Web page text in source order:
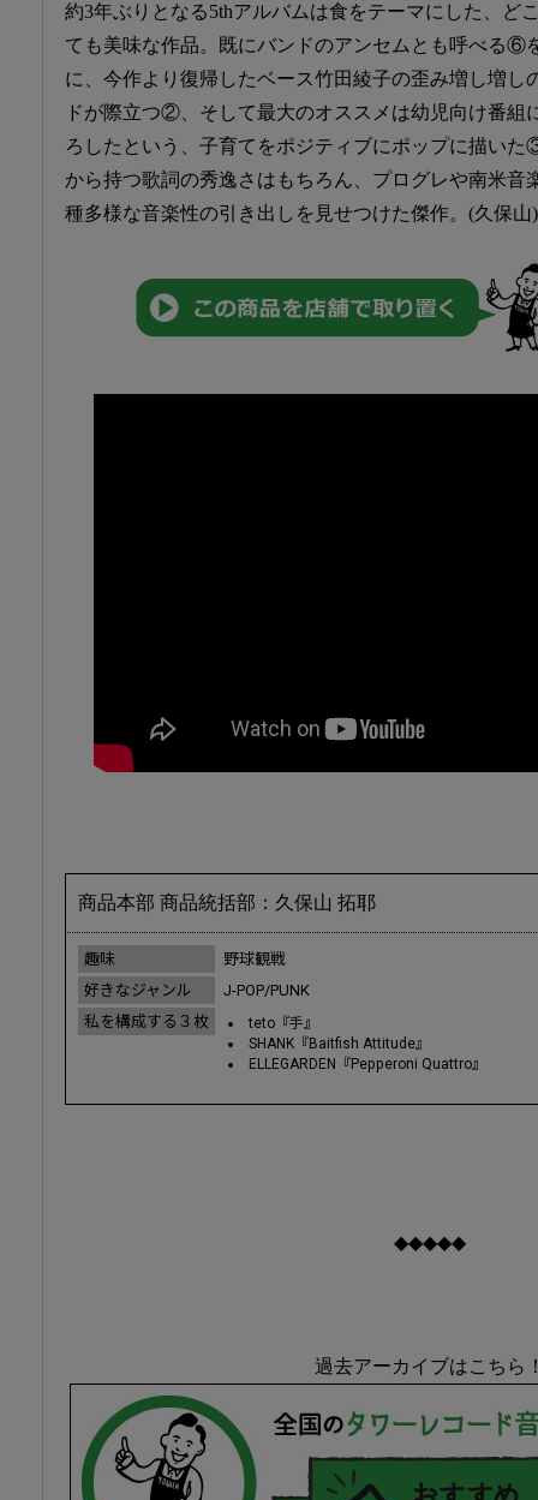
約3年ぶりとなる5thアルバムは食をテーマにした、ど
ても美味な作品。既にバンドのアンセムとも呼べる⑥
に、今作より復帰したベース竹田綾子の歪み増し増し
ドが際立つ②、そして最大のオススメは幼児向け番組
ろしたという、子育てをポジティブにポップに描い
から持つ歌詞の秀逸さはもちろん、プログレや南米音
種多様な音楽性の引き出しを見せつけた傑作。(久保山)
商品本部 商品統括部：久保山 拓耶
趣味
野球観戦
好きなジャンル
J-POP/PUNK
私を構成する３枚
teto『手』
SHANK『Baitfish Attitude』
ELLEGARDEN『Pepperoni Quattro』
◆◆◆◆◆
過去アーカイブはこちら